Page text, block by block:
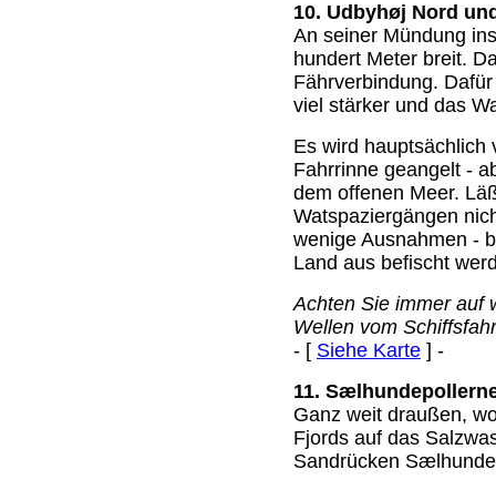
10. Udbyhøj Nord
An seiner Mündung
hundert Meter breit.
Fährverbindung.
viel stärker und das
Es wird hauptsächlich
Fahrrinne geangelt -
dem offenen Meer.
Watspaziergängen
wenige Ausnahmen -
Land aus befischt
Achten Sie immer auf
Wellen vom
- [ Siehe Karte ] -
11.
Ganz weit draußen,
Fjords auf das
Sandrücken